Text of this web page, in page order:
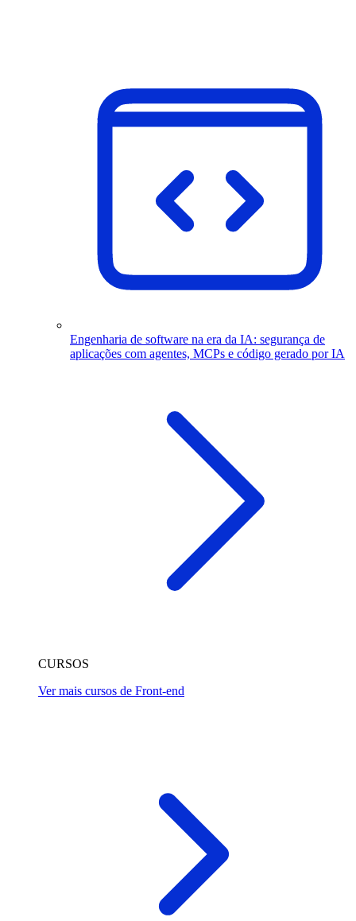
Engenharia de software na era da IA: segurança de
aplicações com agentes, MCPs e código gerado por IA
CURSOS
Ver mais cursos de Front-end